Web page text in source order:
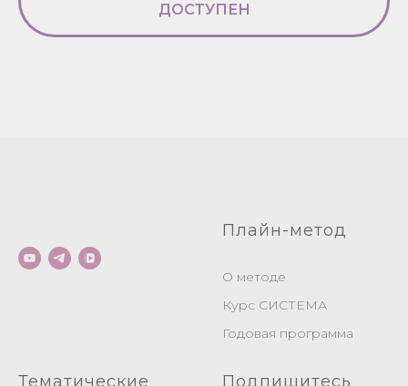
ДОСТУПЕН
Плайн-метод
О методе
Курс СИСТЕМА
Годовая программа
Тематические Подпишитесь